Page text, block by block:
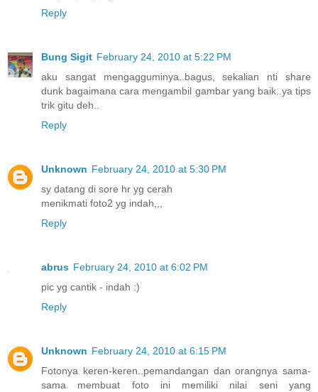
Reply
Bung Sigit February 24, 2010 at 5:22 PM
aku sangat mengagguminya..bagus, sekalian nti share
dunk bagaimana cara mengambil gambar yang baik..ya tips
trik gitu deh..
Reply
Unknown February 24, 2010 at 5:30 PM
sy datang di sore hr yg cerah
menikmati foto2 yg indah,,,
Reply
abrus February 24, 2010 at 6:02 PM
pic yg cantik - indah :)
Reply
Unknown February 24, 2010 at 6:15 PM
Fotonya keren-keren..pemandangan dan orangnya sama-
sama membuat foto ini memiliki nilai seni yang